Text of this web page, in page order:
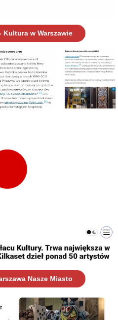
Kultura w Warszawie
Nasze Miasto